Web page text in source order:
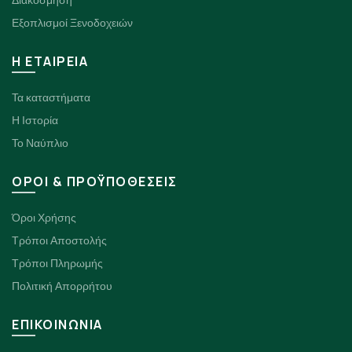
Εξοπλισμοί Ξενοδοχειών
H ΕΤΑΙΡΕΙΑ
Τα καταστήματα
Η Ιστορία
Το Ναύπλιο
ΟΡΟΙ & ΠΡΟΫΠΟΘΕΣΕΙΣ
Όροι Χρήσης
Τρόποι Αποστολής
Τρόποι Πληρωμής
Πολιτική Απορρήτου
ΕΠΙΚΟΙΝΩΝΙΑ